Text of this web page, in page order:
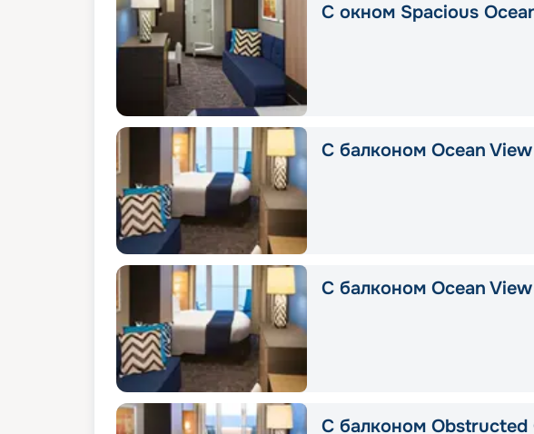
С окном Spacious
С балконом Ocean
С балконом Ocean
С балконом Obstructed